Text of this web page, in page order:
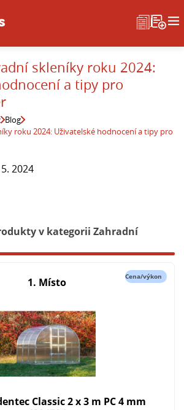
skleníky roku 2024:
a tipy pro
Blog
roku 2024: Uživatelské hodnocení a tipy pro
2024
v kategorii Zahradní
Cena/výkon
1. Místo
Classic 2 x 3 m PC 4 mm